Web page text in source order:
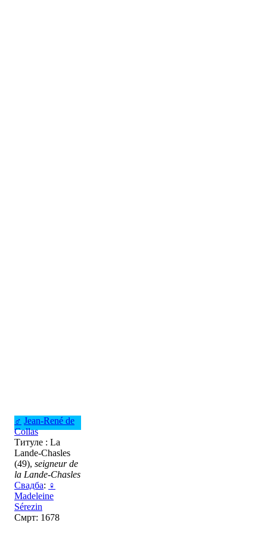
♂ Jean-René de
Collas
Титуле : La
Lande-Chasles
(49), seigneur de
la Lande-Chasles
Свадба: ♀
Madeleine
Sérezin
Смрт: 1678